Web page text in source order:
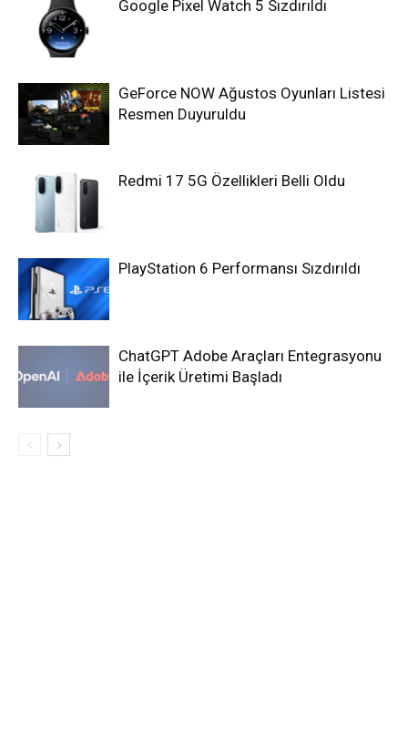
Google Pixel Watch 5 Sızdırıldı
GeForce NOW Ağustos Oyunları Listesi
Resmen Duyuruldu
Redmi 17 5G Özellikleri Belli Oldu
PlayStation 6 Performansı Sızdırıldı
ChatGPT Adobe Araçları Entegrasyonu
ile İçerik Üretimi Başladı